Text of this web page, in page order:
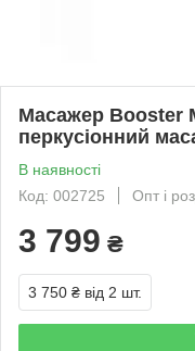
Масажер Booster
перкусіонний
В наявності
Код: 002725
Опт і
3 799 ₴
3 750 ₴ від 2 шт.